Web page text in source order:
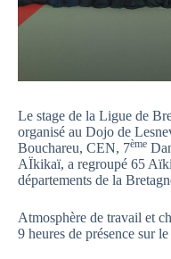
Le stage de la Ligue de
organisé au Dojo de
Bouchareu, CEN, 7ème
AÏkikaï, a regroupé 65
départements de la
Atmosphère de travail et
9 heures de présence sur